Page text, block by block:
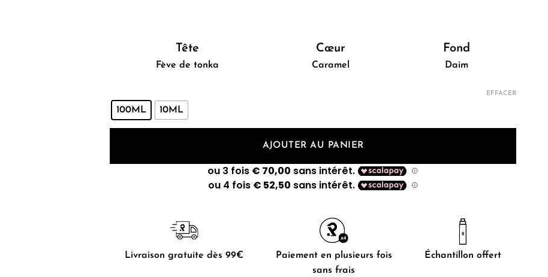
Tête
Fève de tonka
Cœur
Caramel
Fond
Daim
100ML 10ML
EFFACER
AJOUTER AU PANIER
Livraison gratuite dès 99€
Paiement en plusieurs fois
sans frais
Échantillon offert